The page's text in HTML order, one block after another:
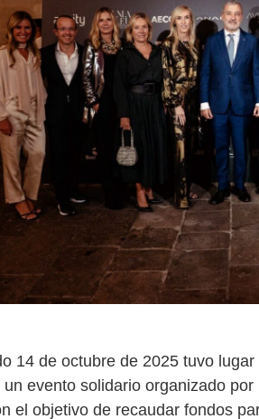
14 de octubre de 2025 tuvo
un evento solidario organizado
el objetivo de recaudar fondos